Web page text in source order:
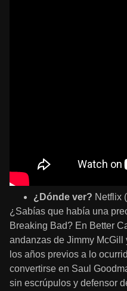
¿Dónde ver? Netflix
¿Sabías que había una
Breaking Bad? En Better
andanzas de Jimmy McGill
los años previos a lo
convertirse en Saul
sin escrúpulos y defensor